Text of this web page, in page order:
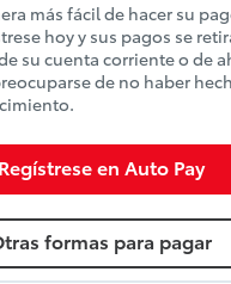
más fácil de hacer su
hoy y sus pagos se
su cuenta corriente o de
de no haber
Regístrese en Auto Pay
formas para pagar